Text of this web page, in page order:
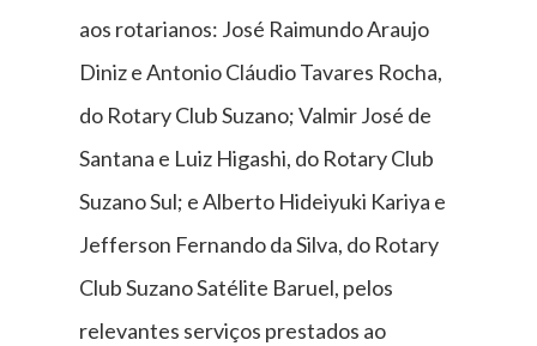
aos rotarianos: José Raimundo Araujo
Diniz e Antonio Cláudio Tavares Rocha,
do Rotary Club Suzano; Valmir José de
Santana e Luiz Higashi, do Rotary Club
Suzano Sul; e Alberto Hideiyuki Kariya e
Jefferson Fernando da Silva, do Rotary
Club Suzano Satélite Baruel, pelos
relevantes serviços prestados ao